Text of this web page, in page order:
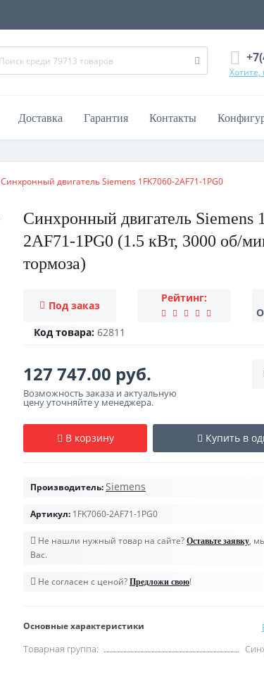
Доставка Гарантия Контакты
Синхронный двигатель Siemens 1FK7060-2AF71-1PG0
Синхронный двигатель Siemens
2AF71-1PG0 (1.5 кВт, 3000 об/
тормоза)
Под заказ
Рейтинг:
Код товара: 62811
127 747.00 руб.
Возможность заказа и актуальную
цену уточняйте у менеджера.
В корзину Купить в
Производитель:Siemens
Артикул: 1FK7060-2AF71-1PG0
Не нашли нужный товар на сайте? Оставьте заявку,
Вас.
Не согласен с ценой? Предложи свою!
Основные характеристики
Товарная группа: